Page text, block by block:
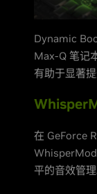
Dynamic
Max-Q 笔记
有助于显著
在 GeForce
平的音效管理